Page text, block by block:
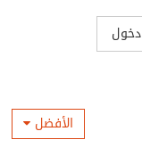
دخول
الأفضل